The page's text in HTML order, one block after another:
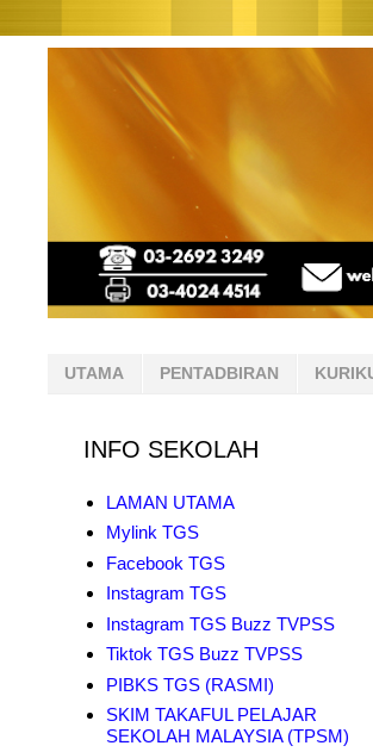
UTAMA PENTADBIRAN
INFO SEKOLAH
LAMAN UTAMA
Mylink TGS
Facebook TGS
Instagram TGS
Instagram TGS Buzz TVPSS
Tiktok TGS Buzz TVPSS
PIBKS TGS (RASMI)
SKIM TAKAFUL PELAJAR
SEKOLAH MALAYSIA (TPSM)